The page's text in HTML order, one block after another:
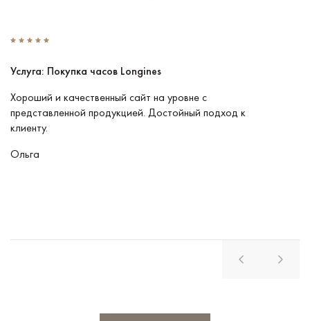
Услуга: Покупка часов Longines
Хороший и качественный сайт на уровне с
представленной продукцией. Достойный подход к
клиенту.
Ольга